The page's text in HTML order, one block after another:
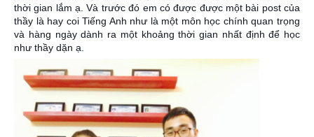
thời gian lắm ạ. Và trước đó em có được được một bài post của
thầy là hay coi Tiếng Anh như là một môn học chính quan trọng
và hàng ngày dành ra một khoảng thời gian nhất định để học
như thầy dặn ạ.